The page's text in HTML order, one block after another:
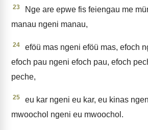
23
Nge are epwe fis feiengau me
manau ngeni manau,
24
eföü mas ngeni eföü mas, efoch
efoch pau ngeni efoch pau, efoch
peche,
25
eu kar ngeni eu kar, eu kinas
mwoochol ngeni eu mwoochol.